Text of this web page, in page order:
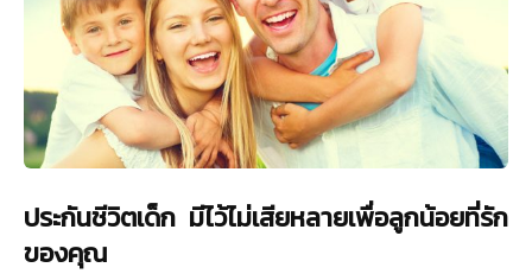
ประกันชีวิตเด็ก มีไว้ไม่เสียหลายเพื่อลูกน้อยที่รัก
ของคุณ